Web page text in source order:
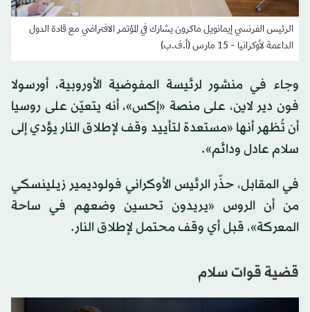
الرئيس الفرنسي إيمانويل ماكرون يشارك في المؤتمر الافتراضي مع قادة الدول
الداعمة لأوكرانيا - 15 مارس (أ.ف.ب)
وجاء في منشور لرئيسة المفوضية الأوروبية، أورسولا
فون دير لاين، على منصة «إكس»، أنه يتعيّن على روسيا
أن تُظهر أنها «مستعدة لتأييد وقف لإطلاق النار يؤدي إلى
سلام عادل ودائم».
في المقابل، حذّر الرئيس الأوكراني فولوديمير زيلينسكي
من أن الروس «يريدون تحسين وضعهم في ساحة
المعركة»، قبل أي وقف محتمل لإطلاق النار.
قضية قوات سلام